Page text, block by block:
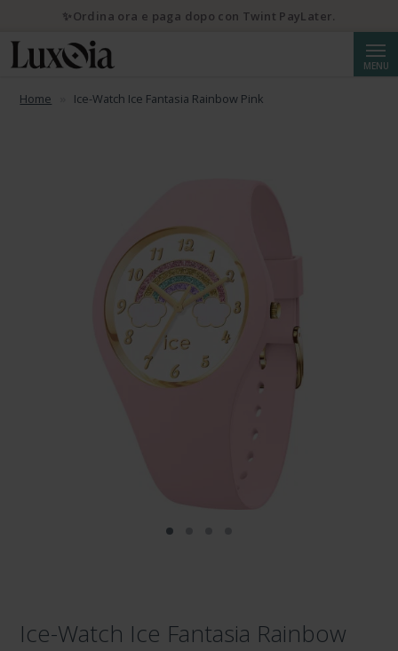
MENU
Home Ice-Watch Ice Fantasia Rainbow Pink
Ice-Watch Ice Fantasia Rainbow
✨Ordina ora e paga dopo con Twint PayLater.